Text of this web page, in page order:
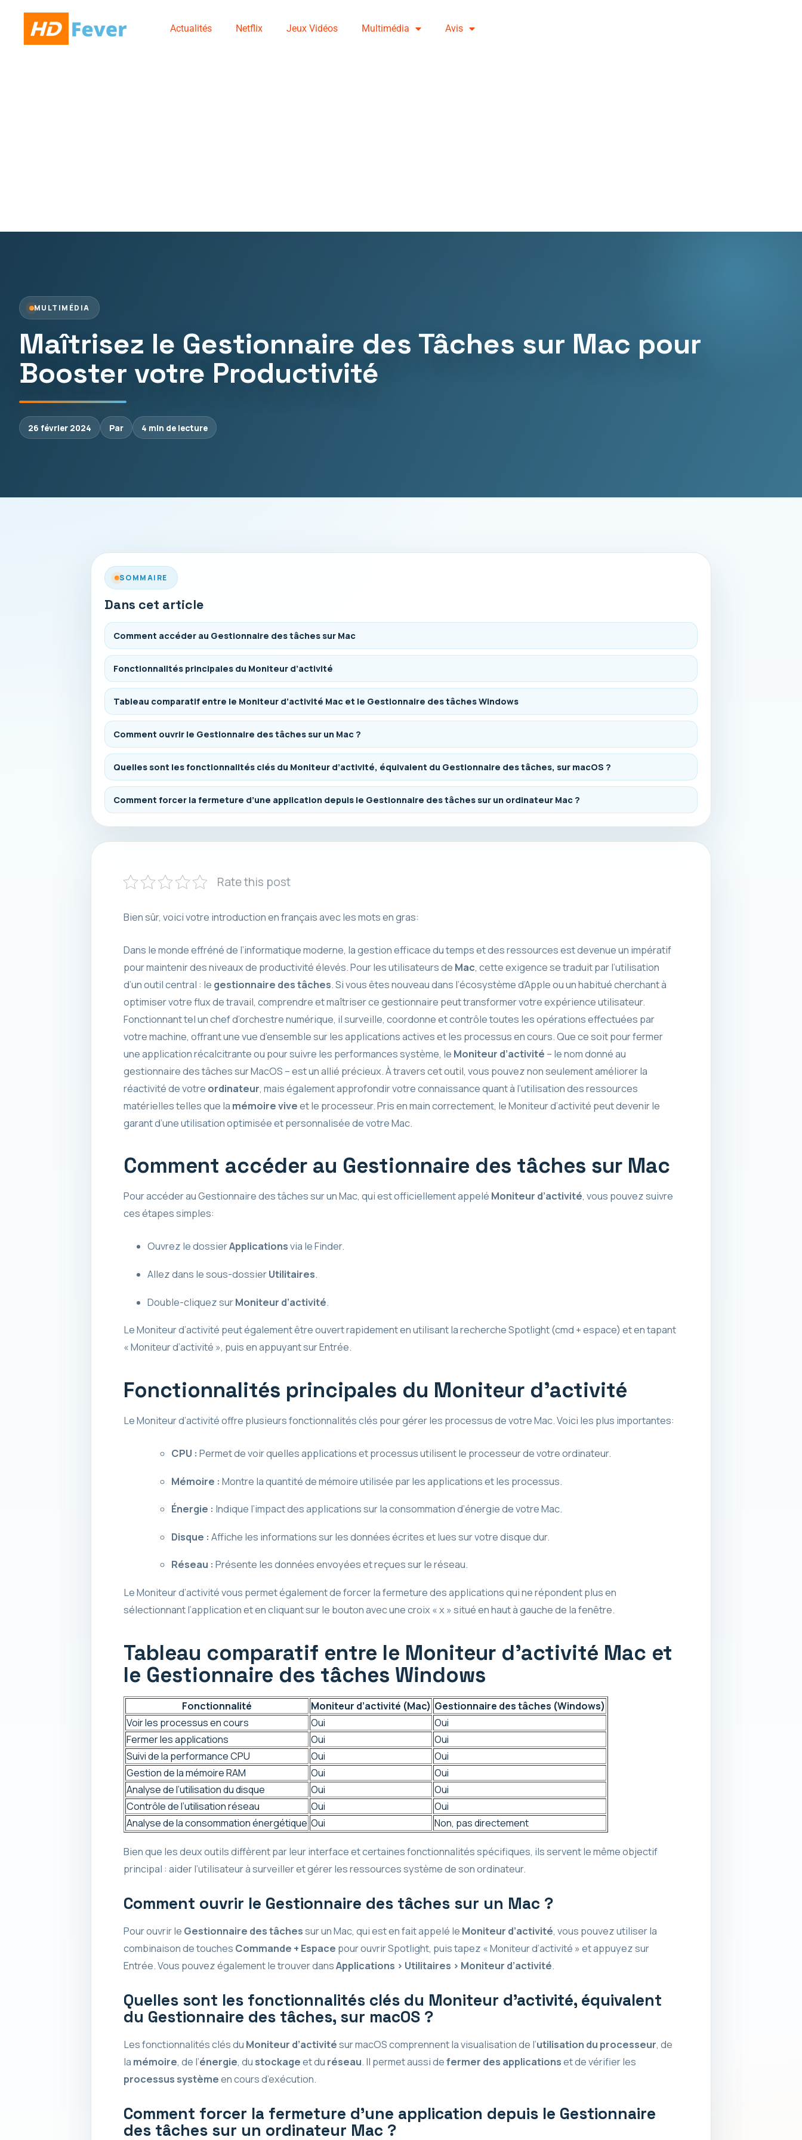
Actualités Netflix Jeux Vidéos Multimédia Avis
MULTIMÉDIA
Maîtrisez le Gestionnaire des Tâches sur Mac pour
Booster votre Productivité
26 février 2024 Par 4 min de lecture
SOMMAIRE
Dans cet article
Comment accéder au Gestionnaire des tâches sur Mac
Fonctionnalités principales du Moniteur d’activité
Tableau comparatif entre le Moniteur d’activité Mac et le Gestionnaire des tâches Windows
Comment ouvrir le Gestionnaire des tâches sur un Mac ?
Quelles sont les fonctionnalités clés du Moniteur d’activité, équivalent du Gestionnaire des tâches, sur macOS ?
Comment forcer la fermeture d’une application depuis le Gestionnaire des tâches sur un ordinateur Mac ?
Rate this post
Bien sûr, voici votre introduction en français avec les mots en gras:
Dans le monde effréné de l’informatique moderne, la gestion efficace du temps et des ressources est devenue un impératif
pour maintenir des niveaux de productivité élevés. Pour les utilisateurs de Mac, cette exigence se traduit par l’utilisation
d’un outil central : le gestionnaire des tâches. Si vous êtes nouveau dans l’écosystème d’Apple ou un habitué cherchant à
optimiser votre flux de travail, comprendre et maîtriser ce gestionnaire peut transformer votre expérience utilisateur.
Fonctionnant tel un chef d’orchestre numérique, il surveille, coordonne et contrôle toutes les opérations effectuées par
votre machine, offrant une vue d’ensemble sur les applications actives et les processus en cours. Que ce soit pour fermer
une application récalcitrante ou pour suivre les performances système, le Moniteur d’activité – le nom donné au
gestionnaire des tâches sur MacOS – est un allié précieux. À travers cet outil, vous pouvez non seulement améliorer la
réactivité de votre ordinateur, mais également approfondir votre connaissance quant à l’utilisation des ressources
matérielles telles que la mémoire viveet le processeur. Pris en main correctement, le Moniteur d’activité peut devenir le
garant d’une utilisation optimisée et personnalisée de votre Mac.
Comment accéder au Gestionnaire des tâches sur Mac
Pour accéder au Gestionnaire des tâches sur un Mac, qui est officiellement appelé Moniteur d’activité, vous pouvez suivre
ces étapes simples:
Ouvrez le dossierApplicationsvia le Finder.
Allez dans le sous-dossierUtilitaires.
Double-cliquez surMoniteur d’activité.
Le Moniteur d’activité peut également être ouvert rapidement en utilisant la recherche Spotlight (cmd + espace) et en tapant
« Moniteur d’activité », puis en appuyant sur Entrée.
Fonctionnalités principales du Moniteur d’activité
Le Moniteur d’activité offre plusieurs fonctionnalités clés pour gérer les processus de votre Mac. Voici les plus importantes:
CPU : Permet de voir quelles applications et processus utilisent le processeur de votre ordinateur.
Mémoire : Montre la quantité de mémoire utilisée par les applications et les processus.
Énergie : Indique l’impact des applications sur la consommation d’énergie de votre Mac.
Disque : Affiche les informations sur les données écrites et lues sur votre disque dur.
Réseau : Présente les données envoyées et reçues sur le réseau.
Le Moniteur d’activité vous permet également de forcer la fermeture des applications qui ne répondent plus en
sélectionnant l’application et en cliquant sur le bouton avec une croix « x » situé en haut à gauche de la fenêtre.
Tableau comparatif entre le Moniteur d’activité Mac et
le Gestionnaire des tâches Windows
Fonctionnalité Moniteur d’activité (Mac) Gestionnaire des tâches (Windows)
Voir les processus en cours
Oui
Oui
Fermer les applications
Oui
Oui
Suivi de la performance CPU
Oui
Oui
Gestion de la mémoire RAM
Oui
Oui
Analyse de l’utilisation du disque
Oui
Oui
Contrôle de l’utilisation réseau
Oui
Oui
Analyse de la consommation énergétique Oui Non, pas directement
Bien que les deux outils diffèrent par leur interface et certaines fonctionnalités spécifiques, ils servent le même objectif
principal : aider l’utilisateur à surveiller et gérer les ressources système de son ordinateur.
Comment ouvrir le Gestionnaire des tâches sur un Mac ?
Pour ouvrir le Gestionnaire des tâchessur un Mac, qui est en fait appelé le Moniteur d’activité, vous pouvez utiliser la
combinaison de touches Commande + Espace pour ouvrir Spotlight, puis tapez « Moniteur d’activité » et appuyez sur
Entrée. Vous pouvez également le trouver dansApplications > Utilitaires > Moniteur d’activité.
Quelles sont les fonctionnalités clés du Moniteur d’activité, équivalent
du Gestionnaire des tâches, sur macOS ?
Les fonctionnalités clés du Moniteur d’activitésur macOS comprennent la visualisation de l’utilisation du processeur, de
la mémoire, de l’énergie, du stockageet du réseau. Il permet aussi defermer des applicationset de vérifier les
processus systèmeen cours d’exécution.
Comment forcer la fermeture d’une application depuis le Gestionnaire
des tâches sur un ordinateur Mac ?